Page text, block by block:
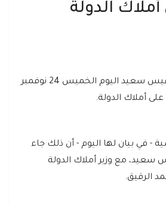
الدولة
أكد الرئيس التونسي قيس سعيد اليوم الخميس 24 نوفمبر
- في بيان لها اليوم - أن ذلك جاء
سعيد، مع وزير أملاك الدولة
الرقيق.